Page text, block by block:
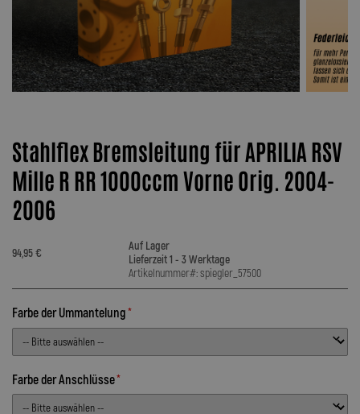
Stahlflex Bremsleitung für APRILIA RSV
Mille R RR 1000ccm Vorne Orig. 2004-
2006
94,95 €
Auf Lager
Lieferzeit 1 - 3 Werktage
Artikelnummer#: spiegler_57500
Farbe der Ummantelung
Farbe der Anschlüsse